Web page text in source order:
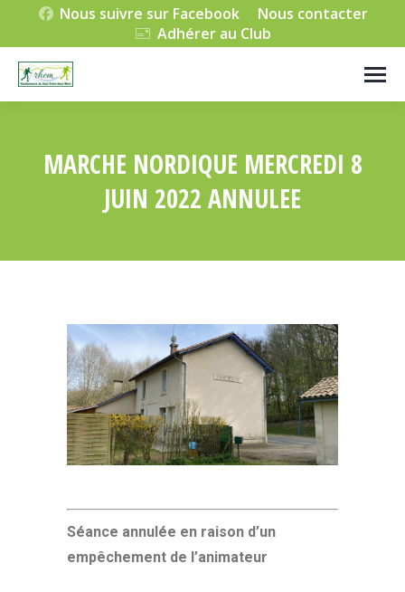
Nous suivre sur Facebook
Nous contacter
Adhérer au Club
MARCHE NORDIQUE MERCREDI 8
JUIN 2022 ANNULEE
Séance annulée en raison d’un
empêchement de l’animateur